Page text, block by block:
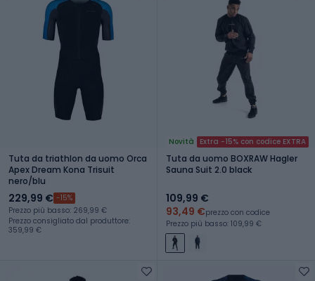
Tuta da triathlon da uomo Orca
Apex Dream Kona Trisuit
nero/blu
229,99 € -15%
Prezzo più basso: 269,99 €
Prezzo consigliato dal produttore:
359,99 €
Novità Extra -15% con codice EXTRA
Tuta da uomo BOXRAW Hagler
Sauna Suit 2.0 black
109,99 €
93,49 €prezzo con codice
Prezzo più basso: 109,99 €